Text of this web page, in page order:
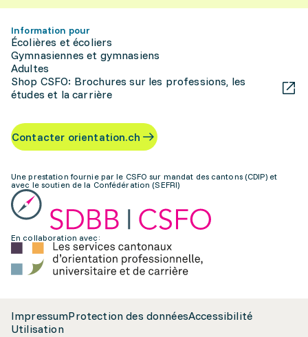
Information pour
Écolières et écoliers
Gymnasiennes et gymnasiens
Adultes
Shop CSFO: Brochures sur les professions, les
études et la carrière
Contacter orientation.ch
Une prestation fournie par le CSFO sur mandat des cantons (CDIP) et
avec le soutien de la Confédération (SEFRI)
En collaboration avec:
ImpressumProtection des donnéesAccessibilité
Utilisation